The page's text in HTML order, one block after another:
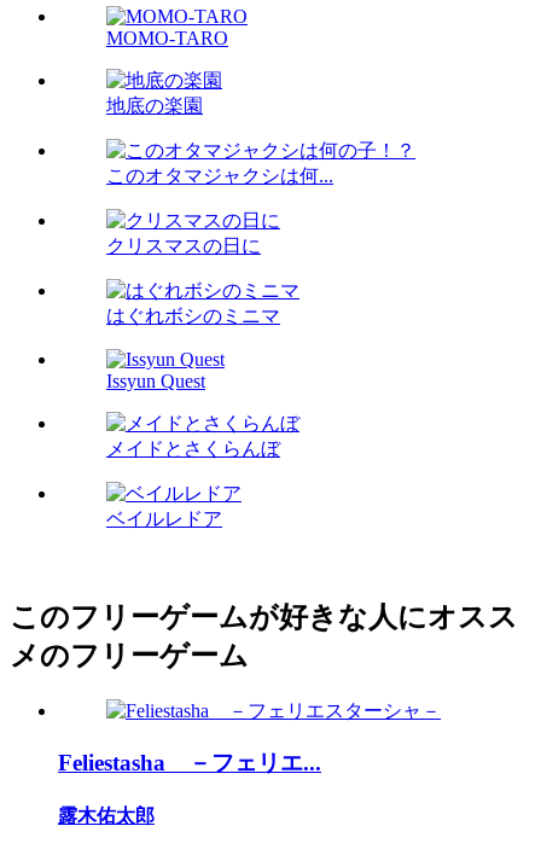
MOMO-TARO
地底の楽園
このオタマジャクシは何...
クリスマスの日に
はぐれボシのミニマ
Issyun Quest
メイドとさくらんぼ
ベイルレドア
このフリーゲームが好きな人にオスス
メのフリーゲーム
Feliestasha －フェリエ...
露木佑太郎